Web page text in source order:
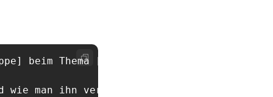
beim Thema [Thema] machen.
wie man ihn vermeidet.